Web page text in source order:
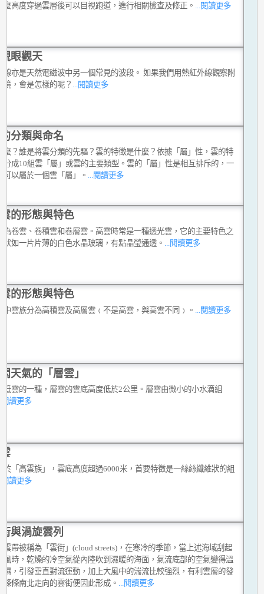
麼高度穿過雲層後可以目視跑道，進行相關檢查及修正。
...閱讀更多
眼觀天
線亦是天然電磁波中另一個常見的波段。 如果我們用熱紅外線觀察附
境，會是怎樣的呢？
...閱讀更多
分類與命名
麼？誰是將雲分類的先驅？雲的特徵是什麼？依據「屬」性，雲的特
分成10組雲「屬」或雲的主要類型。雲的「屬」性是相互排斥的，一
可以屬於一個雲「屬」。 ...閱讀更多
的形態與特色
為卷雲、卷積雲和卷層雲。高雲時常是一種透光雲，它的主要特色之
狀如一片片薄的白色水晶玻璃，有點晶瑩通透。
...閱讀更多
的形態與特色
中雲族分為高積雲及高層雲﹙不是高雲，與高雲不同﹚。 ...閱讀更多
天氣的「層雲」
低雲的一種，層雲的雲底高度低於2公里。層雲由微小的小水滴組
閱讀更多
於「高雲族」，雲底高度超過6000米，首要特徵是一絲絲纖維狀的組
閱讀更多
與渦旋雲列
雲帶被稱為「雲街」(cloud streets)，在寒冷的季節，當上述海域刮起
風時，乾燥的冷空氣從內陸吹到濕暖的海面，氣流底部的空氣變得溫
濕，引發垂直對流運動，加上大風中的湍流比較強烈，有利雲層的發
條條南北走向的雲街便因此形成。 ...閱讀更多